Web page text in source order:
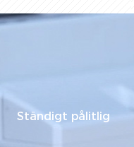
Ständigt pålitlig